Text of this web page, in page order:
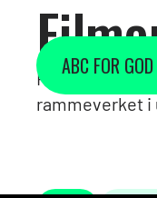
ABC FOR
Her kan du se
rammeverket i